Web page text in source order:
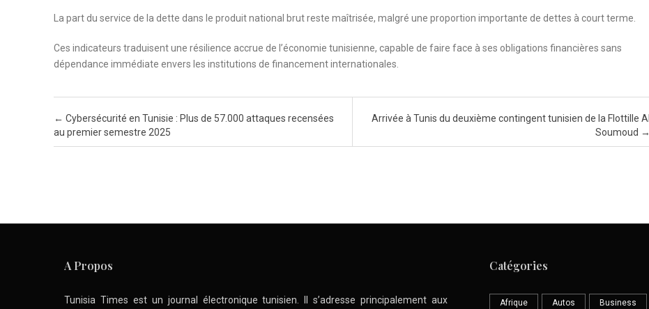
La part du service de la dette dans le produit national brut reste maîtrisée, malgré une proportion importante de dettes à court terme.
Ces indicateurs traduisent une résilience accrue de l’économie tunisienne, capable de faire face à ses obligations financières sans
dépendance immédiate envers les institutions de financement internationales.
Post navigation
← Cybersécurité en Tunisie : Plus de 57.000 attaques recensées
au premier semestre 2025
Arrivée à Tunis du deuxième contingent tunisien de la Flottille Al
Soumoud →
A Propos
Tunisia Times est un journal électronique tunisien. Il s’adresse principalement aux
Catégories
Afrique Autos Business